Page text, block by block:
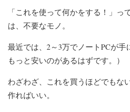
「これを使って何かをする！」っ
は、不要なモノ。
最近では、2～3万でノートPCが
もっと安いのがあるはずです。）
わざわざ、これを買うほどでもな
作ればいい。